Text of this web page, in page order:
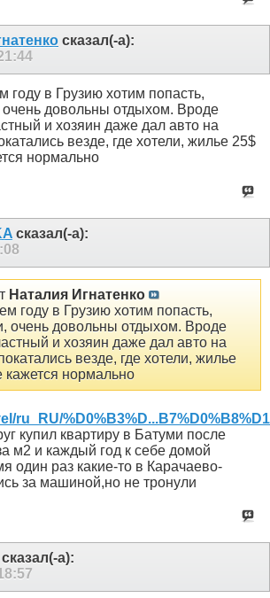
сказал(-а):
в Грузию хотим попасть,
довольны отдыхом. Вроде
и хозяин даже дал авто на
везде, где хотели, жилье 25$
нормально
сказал(-а):
Наталия Игнатенко
году в Грузию хотим попасть,
очень довольны отдыхом. Вроде
и хозяин даже дал авто на
везде, где хотели, жилье
кажется нормально
ru_RU/
купил квартиру в Батуми после
м2 и каждый год к себе домой
один раз какие-то в Карачаево-
за машиной,но не тронули
сказал(-а):